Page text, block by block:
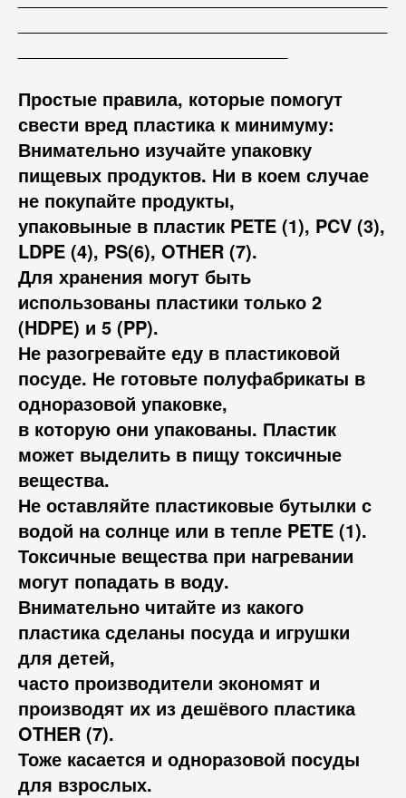
Простые правила, которые помогут
свести вред пластика к минимуму:
Внимательно изучайте упаковку
пищевых продуктов. Ни в коем случае
не покупайте продукты,
упаковыные в пластик PETE (1), PCV (3),
LDPE (4), PS(6), OTHER (7).
Для хранения могут быть
использованы пластики только 2
(HDPE) и 5 (PP).
Не разогревайте еду в пластиковой
посуде. Не готовьте полуфабрикаты в
одноразовой упаковке,
в которую они упакованы. Пластик
может выделить в пищу токсичные
вещества.
Не оставляйте пластиковые бутылки с
водой на солнце или в тепле PETE (1).
Токсичные вещества при нагревании
могут попадать в воду.
Внимательно читайте из какого
пластика сделаны посуда и игрушки
для детей,
часто производители экономят и
производят их из дешёвого пластика
OTHER (7).
Тоже касается и одноразовой посуды
для взрослых.